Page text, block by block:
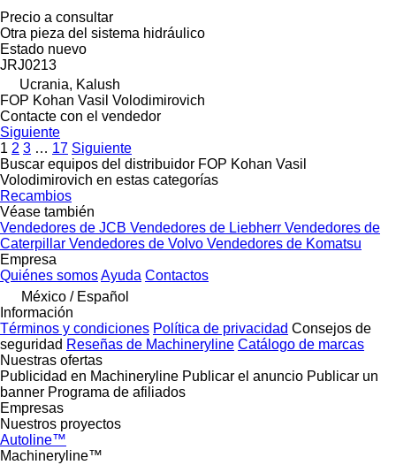
Precio a consultar
Otra pieza del sistema hidráulico
Estado nuevo
JRJ0213
Ucrania, Kalush
FOP Kohan Vasil Volodimirovich
Contacte con el vendedor
Siguiente
1 2 3 … 17 Siguiente
Buscar equipos del distribuidor FOP Kohan Vasil
Volodimirovich en estas categorías
Recambios
Véase también
Vendedores de JCB Vendedores de Liebherr Vendedores de
Caterpillar Vendedores de Volvo Vendedores de Komatsu
Empresa
Quiénes somosAyuda Contactos
México / Español
Información
Términos y condiciones Política de privacidad Consejos de
seguridad Reseñas de Machineryline Catálogo de marcas
Nuestras ofertas
Publicidad en Machineryline Publicar el anuncio Publicar un
banner Programa de afiliados
Empresas
Nuestros proyectos
Autoline™
Machineryline™